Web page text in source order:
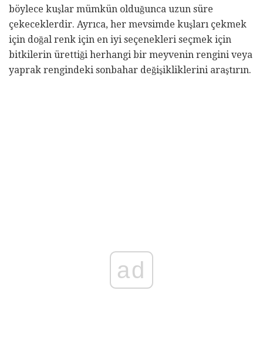
böylece kuşlar mümkün olduğunca uzun süre
çekeceklerdir. Ayrıca, her mevsimde kuşları çekmek
için doğal renk için en iyi seçenekleri seçmek için
bitkilerin ürettiği herhangi bir meyvenin rengini veya
yaprak rengindeki sonbahar değişikliklerini araştırın.
ad